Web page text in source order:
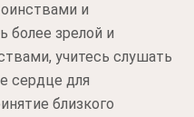
и
более зрелой и
учитесь слушать
сердце для
близкого